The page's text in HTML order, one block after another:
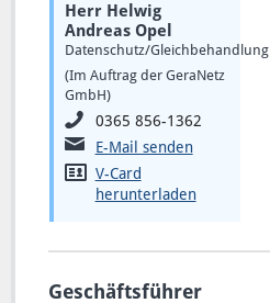
Herr Helwig
Andreas Opel
Datenschutz/Gleichbehandlung
(Im Auftrag der GeraNetz
GmbH)
0365 856-1362
E-Mail senden
V-Card
herunterladen
Geschäftsführer